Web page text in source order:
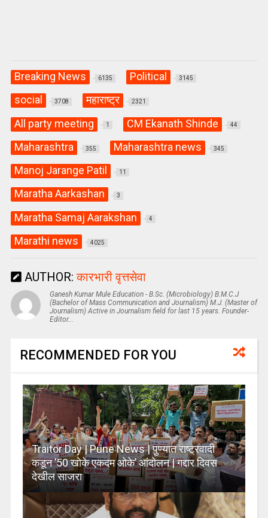
Breaking News 6135 Political 3145
social 3708 महाराष्ट्र 2321
All party meeting 1 CM Ekanath Shinde 44
Maharashtra 355 Maharashtra news 345
Manoj Jarange Patil 11
Maratha Aarkashan 3
Maratha Samaj Aarakshan 4
Marathi news 4025
AUTHOR:कारभारी वृत्तसेवा
Ganesh Kumar Mule Education - B.Sc. (Microbiology) B.M.C.J
(Bachelor of Mass Communication and Journalism) M.J. (Master of
Journalism) Active in Journalism field for last 15 years. Founder-
Editor...
RECOMMENDED FOR YOU
Traitor Day | Pune News | पुण्यात राष्ट्रवादी
कडून ’50 खोके एकदम ओके’ आंदोलन | गद्दार दिवस
देखील साजरा